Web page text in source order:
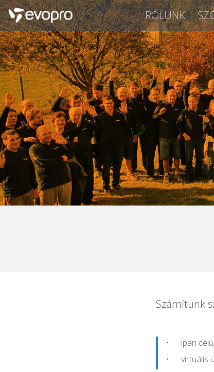
RÓLUNK
Számítunk
ipari
virtuális